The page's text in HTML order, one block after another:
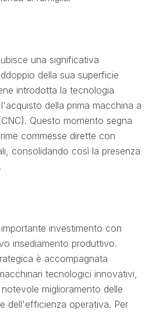
una significativa
della sua superficie
introdotta la tecnologia
della prima macchina a
Questo momento segna
commesse dirette con
consolidando così la presenza
investimento con
insediamento produttivo.
è accompagnata
tecnologici innovativi,
miglioramento delle
dell'efficienza operativa. Per